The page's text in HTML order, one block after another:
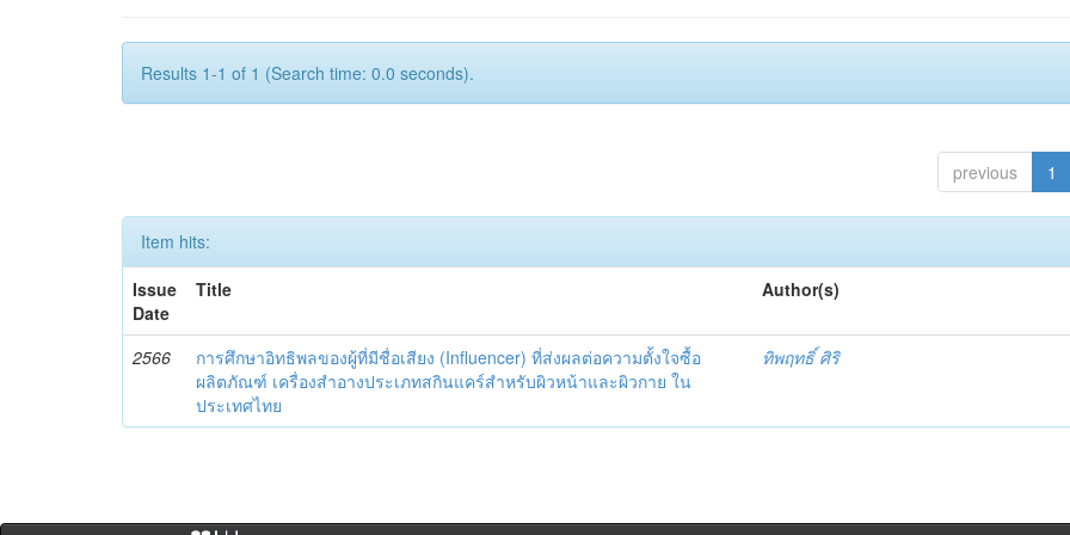
Results 1-1 of 1 (Search time: 0.0 seconds).
previous 1
Item hits:
Issue
Date
Title Author(s)
2566
การศึกษาอิทธิพลของผู้ที่มีชื่อเสียง (Influencer) ที่ส่งผลต่อความตั้งใจซื้อ
ผลิตภัณฑ์ เครื่องสำอางประเภทสกินแคร์สำหรับผิวหน้าและผิวกาย ใน
ประเทศไทย
ทิพฤทธิ์ ศิริ